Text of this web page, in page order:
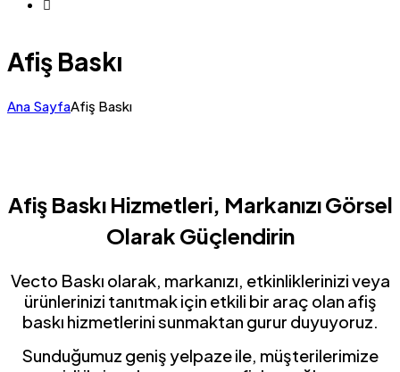
Afiş Baskı
Ana SayfaAfiş Baskı
Afiş Baskı Hizmetleri, Markanızı Görsel
Olarak Güçlendirin
Vecto Baskı olarak, markanızı, etkinliklerinizi veya
ürünlerinizi tanıtmak için etkili bir araç olan afiş
baskı hizmetlerini sunmaktan gurur duyuyoruz.
Sunduğumuz geniş yelpaze ile, müşterilerimize